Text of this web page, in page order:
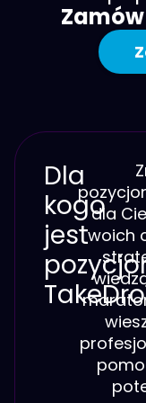
Dla
kogo
jest
dla
Twoich